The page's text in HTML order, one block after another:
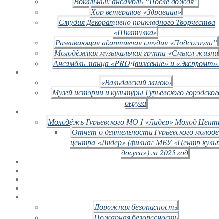
Хор ветеранов «Здравица»
Студия Декоративно-прикладного Творчества
«Шкатулка»
Развивающая адаптивная студия «Подсолнухи”
Молодёжная музыкальная группа «Смысл жизни
Ансамбль танца «PROДвижение» и «Экспромт».
«Вальдавский замок»
Музей истории и культуры Гурьевского
округа
Молодёжь Гурьевского МО I «Лидер»
Отчет о деятельности Гурьевского
центра «Лидер» (филиал МБУ «Центр
досуга») за 2025 год
Дорожная безопасность
Пожарная безопасность